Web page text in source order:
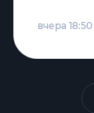
вчера 18:50